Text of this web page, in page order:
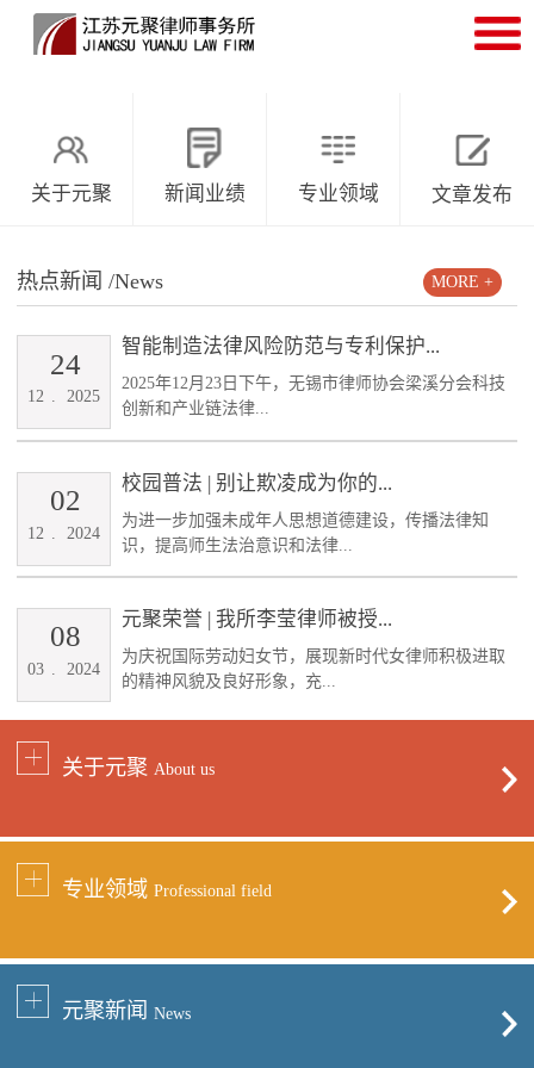
关于元聚 新闻业绩 专业领域 文章发布
热点新闻 /News
智能制造法律风险防范与专利保护...
2025年12月23日下午，无锡市律师协会梁溪分会科技
创新和产业链法律...
12 . 2025
24
校园普法 | 别让欺凌成为你的...
为进一步加强未成年人思想道德建设，传播法律知
识，提高师生法治意识和法律...
12 2024
02
元聚荣誉 | 我所李莹律师被授...
为庆祝国际劳动妇女节，展现新时代女律师积极进取
的精神风貌及良好形象，充...
03 2024
08
MORE +
关于元聚 About us
专业领域 Professional field
元聚新闻 News